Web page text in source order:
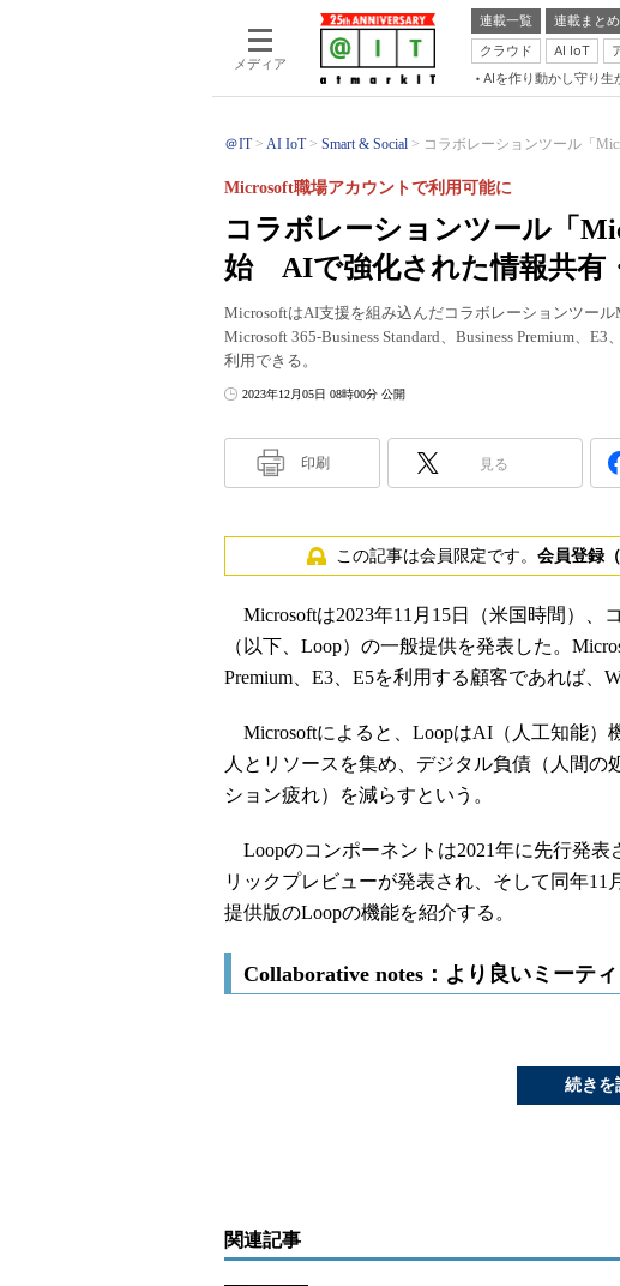
メディア
連載一覧 連載まと
クラウド
AI IoT
AIを作り動かし守り生
＠IT AI IoT Smart & Social コラボレーションツール「
コラボレーションツール「
始 AIで強化された情報共有
Microsoft職場アカウントで利用可能に
MicrosoftはAI支援を組み込んだコラボレーションツール
Microsoft 365-Business Standard、Business Premium、
利用できる。
2023年12月05日 08時00分 公開
印刷 見る
この記事は会員限定です。 会員登録（
Microsoftは2023年11月15日（米国時間）、
（以下、Loop）の一般提供を発表した。
Premium、E3、E5を利用する顧客であれば、
Microsoftによると、LoopはAI（人工知能）
人とリソースを集め、デジタル負債（人間
ション疲れ）を減らすという。
Loopのコンポーネントは2021年に先行発表
リックプレビューが発表され、そして同年
提供版のLoopの機能を紹介する。
Collaborative notes：より良いミーテ
続きを
関連記事